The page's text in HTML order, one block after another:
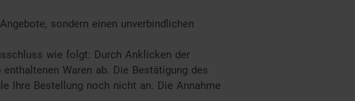
sondern einen unverbindlichen
wie folgt: Durch Anklicken der
Waren ab. Die Bestätigung des
Ihre Bestellung noch nicht an. Die Annahme